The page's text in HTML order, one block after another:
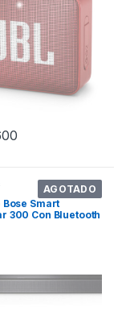
AGOTADO
Smart
300 Con Bluetooth